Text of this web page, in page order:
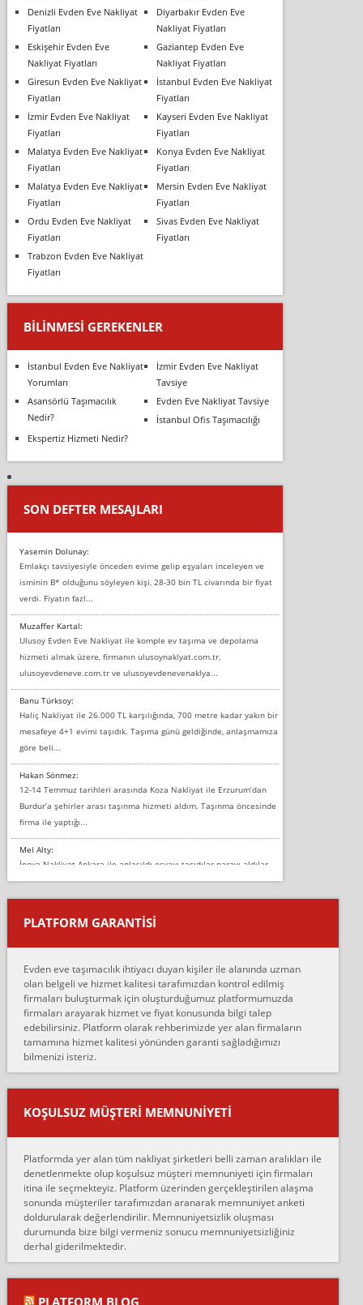
Denizli Evden Eve Nakliyat
Fiyatları
Diyarbakır Evden Eve
Nakliyat Fiyatları
Eskişehir Evden Eve
Nakliyat Fiyatları
Gaziantep Evden Eve
Nakliyat Fiyatları
Giresun Evden Eve Nakliyat
Fiyatları
İstanbul Evden Eve Nakliyat
Fiyatları
İzmir Evden Eve Nakliyat
Fiyatları
Kayseri Evden Eve Nakliyat
Fiyatları
Malatya Evden Eve Nakliyat
Fiyatları
Konya Evden Eve Nakliyat
Fiyatları
Malatya Evden Eve Nakliyat
Fiyatları
Mersin Evden Eve Nakliyat
Fiyatları
Ordu Evden Eve Nakliyat
Fiyatları
Sivas Evden Eve Nakliyat
Fiyatları
Trabzon Evden Eve Nakliyat
Fiyatları
BILINMESI GEREKENLER
İstanbul Evden Eve Nakliyat
Yorumları
İzmir Evden Eve Nakliyat
Tavsiye
Asansörlü Taşımacılık
Nedir?
Evden Eve Nakliyat Tavsiye
İstanbul Ofis Taşımacılığı
Ekspertiz Hizmeti Nedir?
SON DEFTER MESAJLARI
Yasemin Dolunay:
Emlakçı tavsiyesiyle önceden evime gelip eşyaları inceleyen ve
isminin B* olduğunu söyleyen kişi, 28-30 bin TL civarında bir fiyat
verdi. Fiyatın fazl...
Muzaffer Kartal:
Ulusoy Evden Eve Nakliyat ile komple ev taşıma ve depolama
hizmeti almak üzere, firmanın ulusoynaklyat.com.tr,
ulusoyevdeneve.com.tr ve ulusoyevdenevenaklya...
Banu Türksoy:
Haliç Nakliyat ile 26.000 TL karşılığında, 700 metre kadar yakın bir
mesafeye 4+1 evimi taşıdık. Taşıma günü geldiğinde, anlaşmamıza
göre beli...
Hakan Sönmez:
12-14 Temmuz tarihleri arasında Koza Nakliyat ile Erzurum’dan
Burdur’a şehirler arası taşınma hizmeti aldım. Taşınma öncesinde
firma ile yaptığı...
Mel Alty:
İnova Nakliyat Ankara ile anlaşıldı eşyayı taşıdılar parayı aldılar.
Salon duvarına bir baktım birisi boydan alüminyum renkli bantı
yapıştırm...
Murat:
çalıştıklarını, müş...
Ahmet:
Lüleburgaz güngünes evden eve naklyat eşyalarımı taşımak için
anlaştık sabah eve geldiklerinde de eşyalarımı düzgün şekilde
sarcaz demelerine r...
mehmet güldü:
Ankara ALİCANLAR NAKLİYAT Tutarsız ve ticari ahlak problemleri
var verdikleri fiyat teklifini arttırdılar. Sonrasında taşıma gününde
oldukça tutarsı...
Ankara Alicanlar naklyat tel 5465524025. 2600 TL'ye ankaradan
Konya ya Alicanlar naklyat la anlaştık bu şahıs evin taşınacağı gün
fiyatın mazoto gele...
Fatih kokmese:
Diyarbakır dan eşyamı getirtmek için anlaştım sözleşme yaptım.
Son anda fiyat artırdılar.. mecburiyetten tasittim.. bu kişiler ağrılı
Ali:
PLATFORM GARANTİSİ
Evden eve taşımacılık ihtiyacı duyan kişiler ile alanında uzman
olan belgeli ve hizmet kalitesi tarafımızdan kontrol edilmiş
firmaları buluşturmak için oluşturduğumuz platformumuzda
firmaları arayarak hizmet ve fiyat konusunda bilgi talep
edebilirsiniz. Platform olarak rehberimizde yer alan firmaların
tamamına hizmet kalitesi yönünden garanti sağladığımızı
bilmenizi isteriz.
KOŞULSUZ MÜŞTERI MEMNUNIYETI
Platformda yer alan tüm nakliyat şirketleri belli zaman aralıkları ile
denetlenmekte olup koşulsuz müşteri memnuniyeti için firmaları
itina ile seçmekteyiz. Platform üzerinden gerçekleştirilen alaşma
sonunda müşteriler tarafımızdan aranarak memnuniyet anketi
doldurularak değerlendirilir. Memnuniyetsizlik oluşması
durumunda bize bilgi vermeniz sonucu memnuniyetsizliğiniz
derhal giderilmektedir.
PLATFORM BLOG